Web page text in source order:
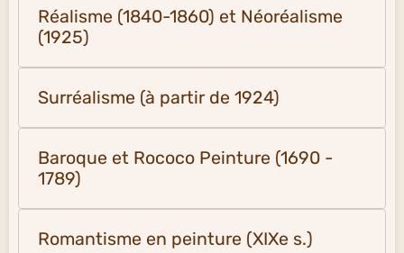
Réalisme (1840-1860) et Néoréalisme
(1925)
Surréalisme (à partir de 1924)
Baroque et Rococo Peinture (1690 -
1789)
Romantisme en peinture (XIXe s.)